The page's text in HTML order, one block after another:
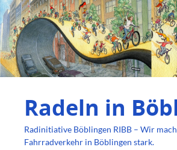
Radeln in
Radinitiative Böblingen RIBB – Wir
Fahrradverkehr in Böblingen stark.